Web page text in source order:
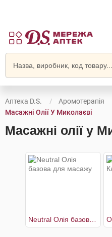
Аптека D.S. Аромотерапія
Масажні Олії У Миколаєві
Масажні олії у